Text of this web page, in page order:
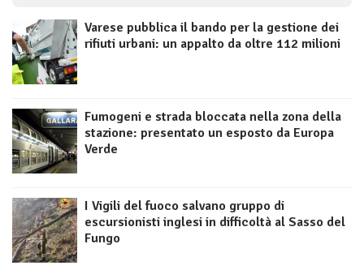
Varese pubblica il bando per la gestione dei
rifiuti urbani: un appalto da oltre 112 milioni
Fumogeni e strada bloccata nella zona della
stazione: presentato un esposto da Europa
Verde
I Vigili del fuoco salvano gruppo di
escursionisti inglesi in difficoltà al Sasso del
Fungo